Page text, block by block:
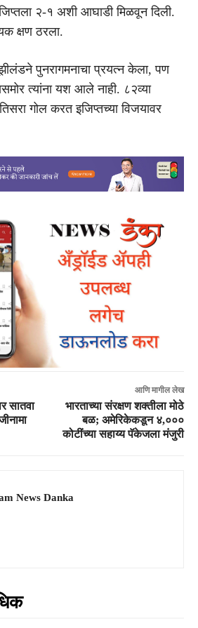
२-१ अशी आघाडी मिळवून दिली.
क्षण ठरला.
पुनरागमनाचा प्रयत्न केला, पण
त्यांना यश आले नाही. ८२व्या
गोल करत इजिप्तच्या विजयावर
सातवा
आणि मागील लेख
भारताच्या संरक्षण शक्तीला मोठे
बळ; अमेरिकेकडून ४,०००
कोटींच्या सहाय्य पॅकेजला मंजुरी
News Danka